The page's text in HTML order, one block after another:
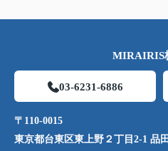
MIRAIRIS
03-6231-6886
〒110-0015
東京都台東区東上野２丁目2-1 品